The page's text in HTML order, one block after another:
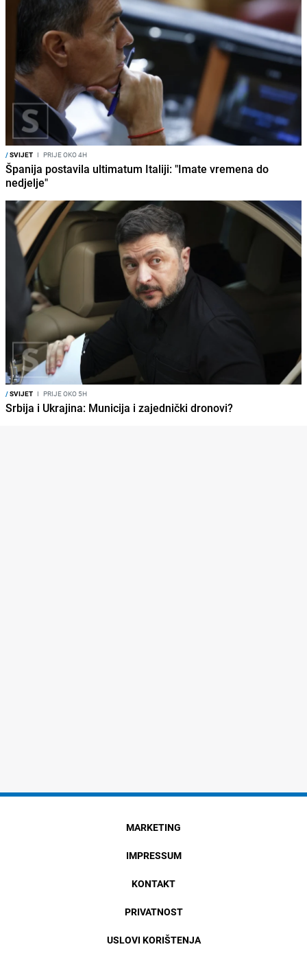
/SVIJET I PRIJE OKO 4H
Španija postavila ultimatum Italiji: "Imate vremena do
nedjelje"
/SVIJET I PRIJE OKO 5H
Srbija i Ukrajina: Municija i zajednički dronovi?
MARKETING
IMPRESSUM
KONTAKT
PRIVATNOST
USLOVI KORIŠTENJA